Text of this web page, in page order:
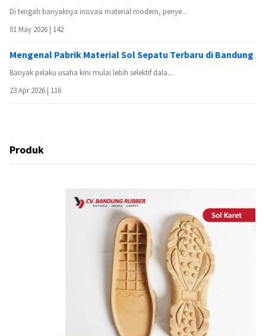
Di tengah banyaknya inovasi material modern, penye...
01 May 2026 | 142
Mengenal Pabrik Material Sol Sepatu Terbaru di Bandung
Banyak pelaku usaha kini mulai lebih selektif dala...
23 Apr 2026 | 116
Produk